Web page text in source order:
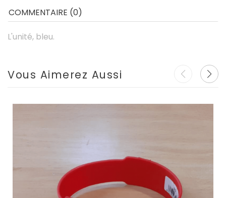
COMMENTAIRE (0)
L'unité, bleu.
Vous Aimerez Aussi